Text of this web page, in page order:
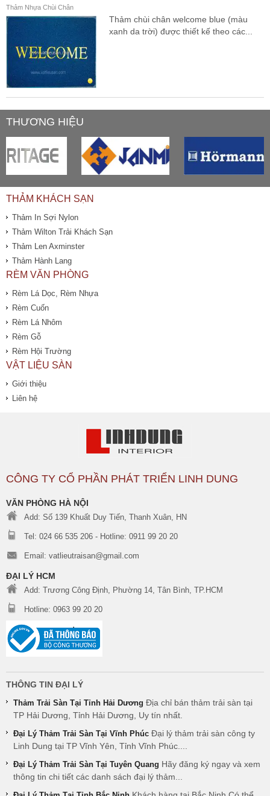
Thảm Nhựa Chùi Chân
Thảm chùi chân welcome blue (màu
xanh da trời) được thiết kế theo các...
THƯƠNG HIỆU
THẢM KHÁCH SẠN
Thảm In Sợi Nylon
Thảm Wilton Trải Khách Sạn
Thảm Len Axminster
Thảm Hành Lang
RÈM VĂN PHÒNG
Rèm Lá Dọc, Rèm Nhựa
Rèm Cuốn
Rèm Lá Nhôm
Rèm Gỗ
Rèm Hội Trường
VẬT LIỆU SÀN
Giới thiệu
Liên hệ
CÔNG TY CỔ PHẦN PHÁT TRIỂN LINH DUNG
VĂN PHÒNG HÀ NỘI
Add: Số 139 Khuất Duy Tiến, Thanh Xuân, HN
Tel: 024 66 535 206 - Hotline: 0911 99 20 20
Email: vatlieutraisan@gmail.com
ĐẠI LÝ HCM
Add: Trương Công Định, Phường 14, Tân Bình, TP.HCM
Hotline: 0963 99 20 20
THÔNG TIN ĐẠI LÝ
Thảm Trải Sàn Tại Tỉnh Hải Dương Địa chỉ bán thảm trải sàn tại
TP Hải Dương, Tỉnh Hải Dương, Uy tín nhất.
Đại Lý Thảm Trải Sàn Tại Vĩnh Phúc Đại lý thảm trải sàn công ty
Linh Dung tại TP Vĩnh Yên, Tỉnh Vĩnh Phúc....
Đại Lý Thảm Trải Sàn Tại Tuyên Quang Hãy đăng ký ngay và xem
thông tin chi tiết các danh sách đại lý thảm...